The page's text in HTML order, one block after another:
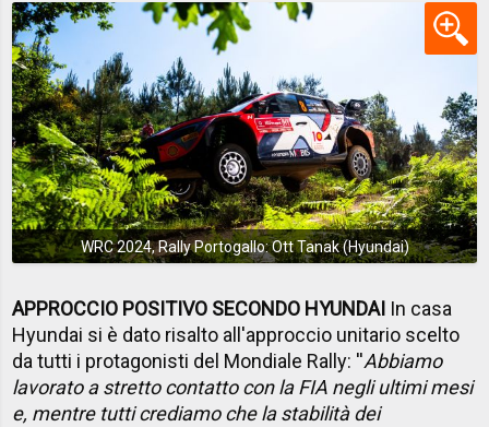
WRC 2024, Rally Portogallo: Ott Tanak (Hyundai)
APPROCCIO POSITIVO SECONDO HYUNDAI In casa
Hyundai si è dato risalto all'approccio unitario scelto
da tutti i protagonisti del Mondiale Rally: ''Abbiamo
lavorato a stretto contatto con la FIA negli ultimi mesi
e, mentre tutti crediamo che la stabilità dei